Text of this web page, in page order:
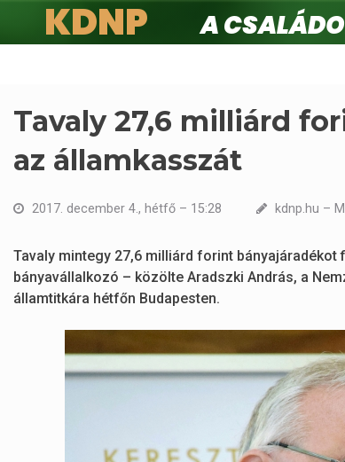
KDNP
A családokért.
Tavaly 27,6 milliárd
az államkasszát
2017. december 4., hétfő – 15:28 kdnp.hu –
Tavaly mintegy 27,6 milliárd forint
bányavállalkozó – közölte Aradszki András, a
államtitkára hétfőn Budapesten.